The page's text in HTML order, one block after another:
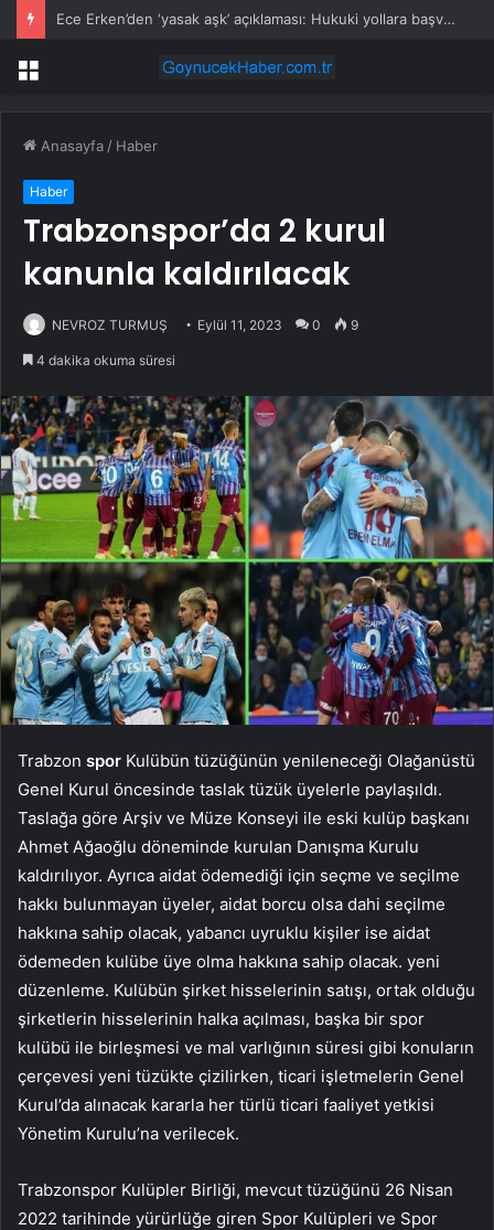
Ece Erken’den ‘yasak aşk’ açıklaması: Hukuki yollara başvuruyor
Menü
Anasayfa / Haber
Haber
Trabzonspor’da 2 kurul
kanunla kaldırılacak
NEVROZ TURMUŞ Eylül 11, 2023 0 9
4 dakika okuma süresi
Trabzon spor Kulübün tüzüğünün yenileneceği Olağanüstü
Genel Kurul öncesinde taslak tüzük üyelerle paylaşıldı.
Taslağa göre Arşiv ve Müze Konseyi ile eski kulüp başkanı
Ahmet Ağaoğlu döneminde kurulan Danışma Kurulu
kaldırılıyor. Ayrıca aidat ödemediği için seçme ve seçilme
hakkı bulunmayan üyeler, aidat borcu olsa dahi seçilme
hakkına sahip olacak, yabancı uyruklu kişiler ise aidat
ödemeden kulübe üye olma hakkına sahip olacak. yeni
düzenleme. Kulübün şirket hisselerinin satışı, ortak olduğu
şirketlerin hisselerinin halka açılması, başka bir spor
kulübü ile birleşmesi ve mal varlığının süresi gibi konuların
çerçevesi yeni tüzükte çizilirken, ticari işletmelerin Genel
Kurul’da alınacak kararla her türlü ticari faaliyet yetkisi
Yönetim Kurulu’na verilecek.
Trabzonspor Kulüpler Birliği, mevcut tüzüğünü 26 Nisan
2022 tarihinde yürürlüğe giren Spor Kulüpleri ve Spor